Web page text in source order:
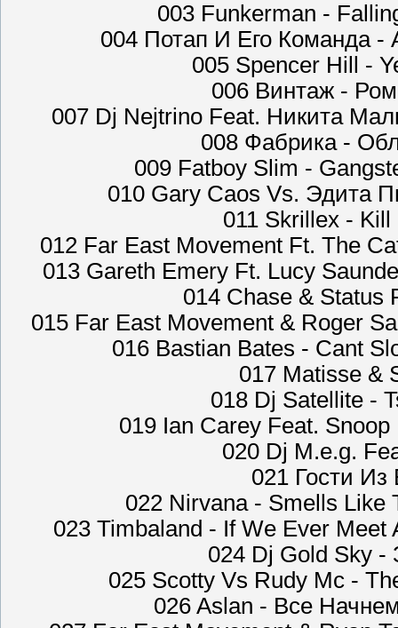
003 Funkerman -
004 Потап И Его Команда
005 Spencer Hill -
006 Винтаж -
007 Dj Nejtrino Feat. Никита
008 Фабрика -
009 Fatboy Slim -
010 Gary Caos Vs. Эдита
011 Skrillex -
012 Far East Movement Ft. The
013 Gareth Emery Ft. Lucy
014 Chase & Status
015 Far East Movement & Roger
016 Bastian Bates - Cant
017 Matisse &
018 Dj Satellite -
019 Ian Carey Feat.
020 Dj M.e.g.
021 Гости
022 Nirvana - Smells Like
023 Timbaland - If We Ever
024 Dj Gold Sky -
025 Scotty Vs Rudy Mc -
026 Aslan - Все